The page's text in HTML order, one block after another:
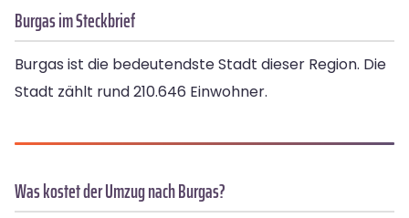
Burgas im Steckbrief
Burgas ist die bedeutendste Stadt dieser Region. Die
Stadt zählt rund 210.646 Einwohner.
Was kostet der Umzug nach Burgas?